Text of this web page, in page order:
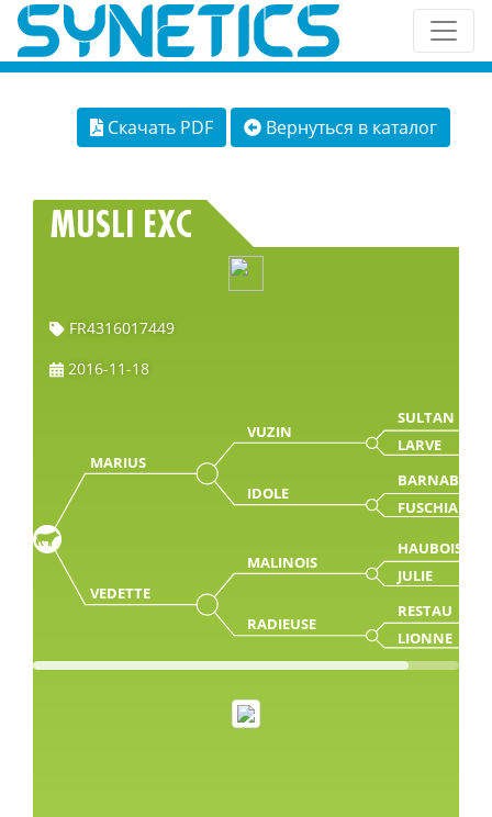
Скачать PDF Вернуться в каталог
MUSLI EXC
FR4316017449
2016-11-18
MARIUS
VUZIN
SULTAN
LARVE
IDOLE
BARNABE
FUSCHIA
VEDETTE
MALINOIS
HAUBOIS
JULIE
RADIEUSE
RESTAU
LIONNE